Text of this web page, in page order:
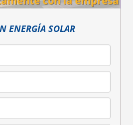
ENERGÍA SOLAR